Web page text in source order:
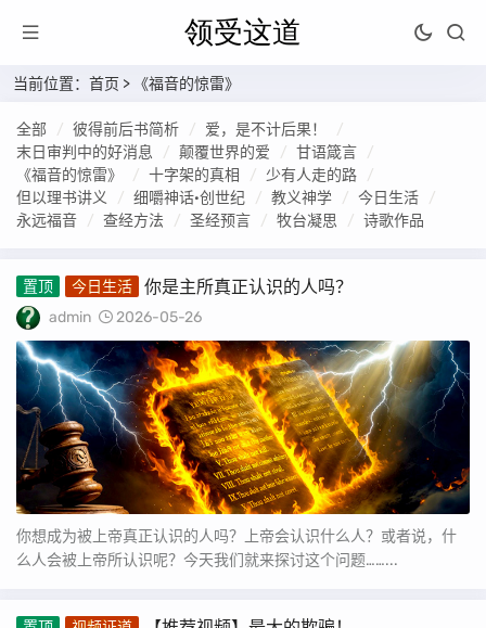
当前位置： 首页 > 《福音的惊雷》
全部 彼得前后书简析
爱，是不计后果！
末日审判中的好消息
颠覆世界的爱
甘语箴言
《福音的惊雷》
十字架的真相
少有人走的路
但以理书讲义
细嚼神话·创世纪 教义神学
今日生活
永远福音
查经方法 圣经预言 牧台凝思 诗歌作品
置顶 今日生活 你是主所真正认识的人吗？
admin 2026-05-26
你想成为被上帝真正认识的人吗？上帝会认识什么人？或者说，什
么人会被上帝所认识呢？今天我们就来探讨这个问题……...